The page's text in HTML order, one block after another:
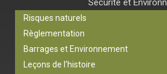
Sécurité et
Risques naturels
Règlementation
Barrages et Environnement
Leçons de l’histoire